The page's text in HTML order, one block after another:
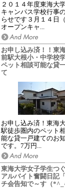
２０１４年度東海大
キャンパス学校行事
らせです３月１４日（
オープンキャ...
お申し込み済！！東
前駅大根小・中学校
ペット相談可能な貸
て
お申し込み済！東海
駅徒歩圏内のペット
能な貸一戸建てのお
です。7万円...
東海大学女子学生つ
アルバイト奮闘日記
チ会告知で～す（